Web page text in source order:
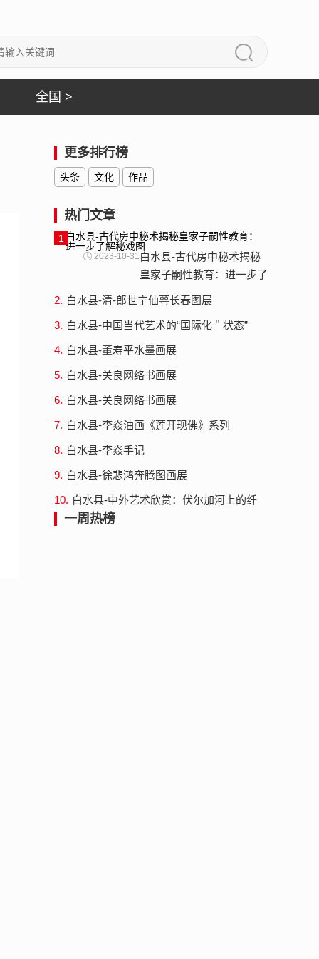
全国 >
更多排行榜
头条 文化 作品
热门文章
1
白水县-古代房中秘术揭秘
皇家子嗣性教育：进一步了
解秘戏图
2023-10-31
2. 白水县-清-郎世宁仙萼长春图展
3. 白水县-中国当代艺术的“国际化＂状态”
4. 白水县-董寿平水墨画展
5. 白水县-关良网络书画展
6. 白水县-关良网络书画展
7. 白水县-李焱油画《莲开现佛》系列
8. 白水县-李焱手记
9. 白水县-徐悲鸿奔腾图画展
10. 白水县-中外艺术欣赏：伏尔加河上的纤
夫
一周热榜